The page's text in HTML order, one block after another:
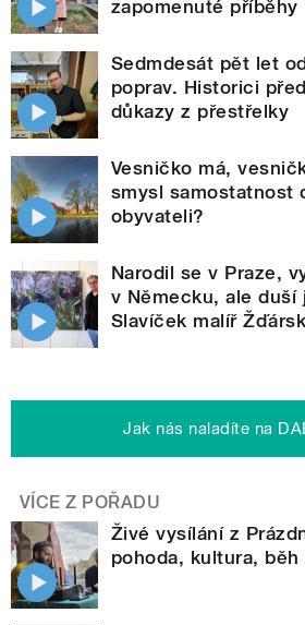
zapomenuté příběhy
Sedmdesát pět let
poprav. Historici
důkazy z přestřelky
Vesničko má,
smysl samostatnost
obyvateli?
Narodil se v Praze,
v Německu, ale duší
Slavíček malíř
Jak nás naladíte na
VÍCE Z POŘADU
Živé vysílání z
pohoda, kultura,